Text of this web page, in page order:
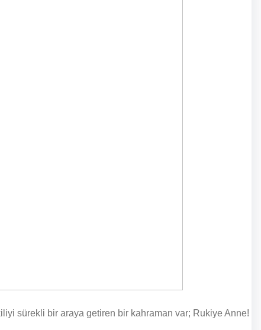
sürekli bir araya getiren bir kahraman var; Rukiye Anne!